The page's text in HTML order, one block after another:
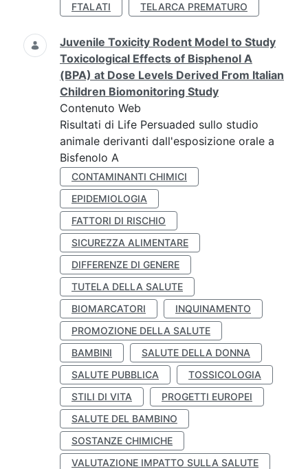
FTALATI
TELARCA PREMATURO
Juvenile Toxicity Rodent Model to Study
Toxicological Effects of Bisphenol A
(BPA) at Dose Levels Derived From Italian
Children Biomonitoring Study
Contenuto Web
Risultati di Life Persuaded sullo studio
animale derivanti dall'esposizione orale a
Bisfenolo A
CONTAMINANTI CHIMICI
EPIDEMIOLOGIA
FATTORI DI RISCHIO
SICUREZZA ALIMENTARE
DIFFERENZE DI GENERE
TUTELA DELLA SALUTE
BIOMARCATORI
INQUINAMENTO
PROMOZIONE DELLA SALUTE
BAMBINI
SALUTE DELLA DONNA
SALUTE PUBBLICA
TOSSICOLOGIA
STILI DI VITA
PROGETTI EUROPEI
SALUTE DEL BAMBINO
SOSTANZE CHIMICHE
VALUTAZIONE IMPATTO SULLA SALUTE